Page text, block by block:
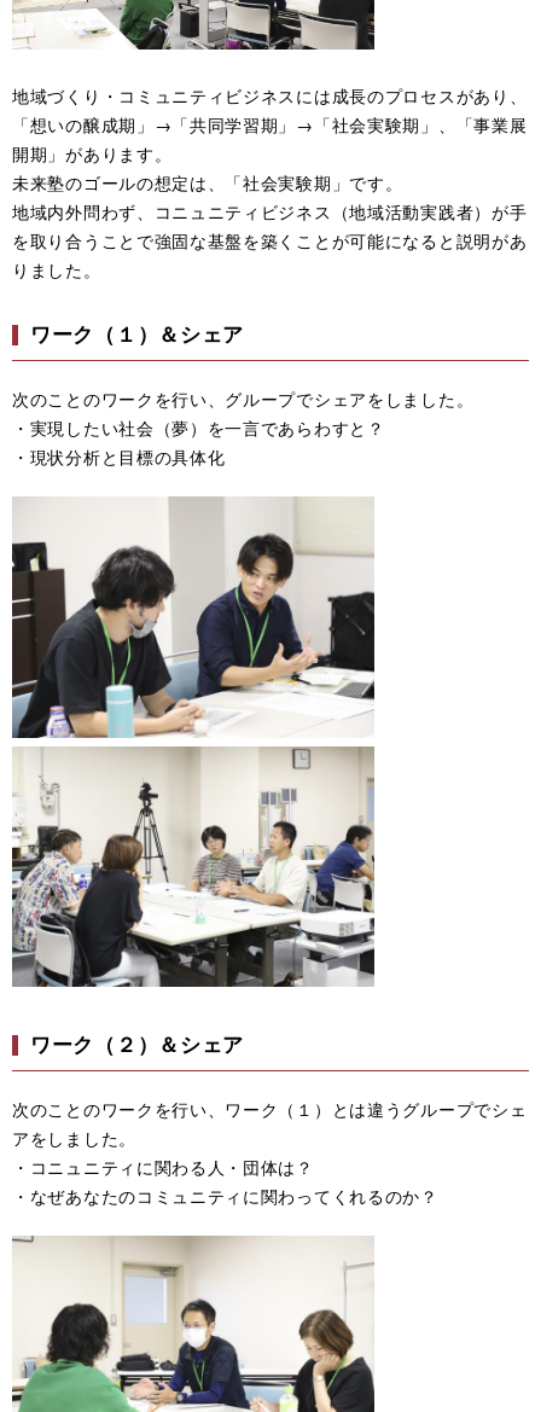
地域づくり・コミュニティビジネスには成長のプロセスがあり、
「想いの醸成期」→「共同学習期」→「社会実験期」、「事業展
開期」があります。
未来塾のゴールの想定は、「社会実験期」です。
地域内外問わず、コニュニティビジネス（地域活動実践者）が手
を取り合うことで強固な基盤を築くことが可能になると説明があ
りました。
ワーク（１）＆シェア
次のことのワークを行い、グループでシェアをしました。
・実現したい社会（夢）を一言であらわすと？
・現状分析と目標の具体化
ワーク（２）＆シェア
次のことのワークを行い、ワーク（１）とは違うグループでシェ
アをしました。
・コニュニティに関わる人・団体は？
・なぜあなたのコミュニティに関わってくれるのか？